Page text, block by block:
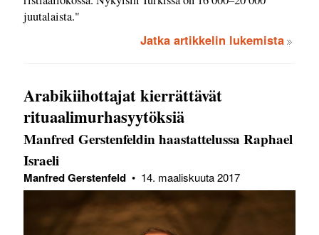
juutalaista."
Jatka artikkelin lukemista
Arabikiihottajat kierrättävät
rituaalimurhasyytöksiä
Manfred Gerstenfeldin haastattelussa Raphael
Israeli
Manfred Gerstenfeld • 14. maaliskuuta 2017